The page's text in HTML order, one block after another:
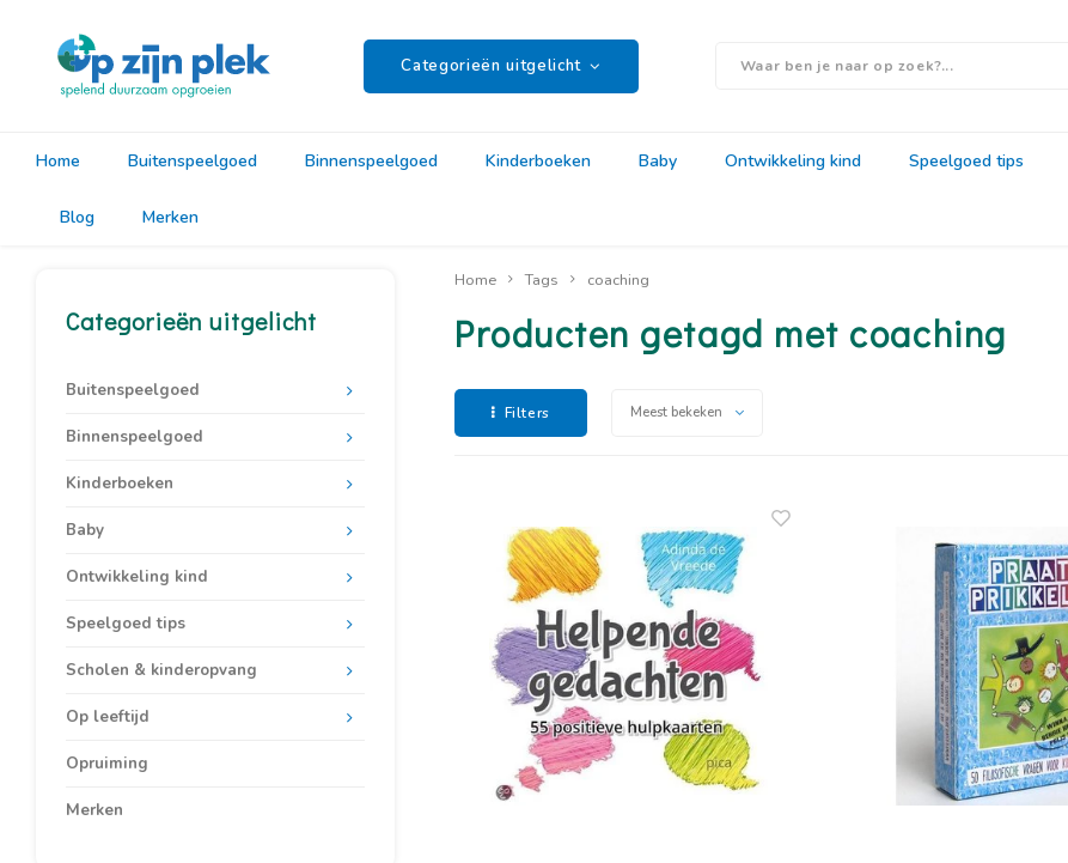
Categorieën uitgelicht
Home Buitenspeelgoed Binnenspeelgoed Kinderboeken Baby Ontwikkeling kind Speelgoed tips
Blog Merken
Categorieën uitgelicht
Buitenspeelgoed
Binnenspeelgoed
Kinderboeken
Baby
Ontwikkeling kind
Speelgoed tips
Scholen & kinderopvang
Op leeftijd
Opruiming
Merken
Home Tags coaching
Producten getagd met coaching
Filters Meest bekeken